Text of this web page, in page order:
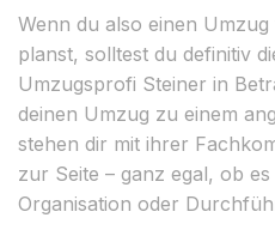
Wenn du also einen
planst, solltest du definitiv
Umzugsprofi Steiner in
deinen Umzug zu einem
stehen dir mit ihrer
zur Seite – ganz egal, ob
Organisation oder